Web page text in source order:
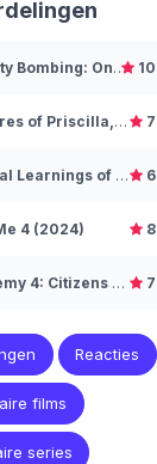
One Day in America (2025) 10
Queen of the Desert (1994) 7
Benefit Glorious Nation of Kazakhstan (2006) 6
4 (2024) 8
on Patrol (1987) 7
Reacties
films
series